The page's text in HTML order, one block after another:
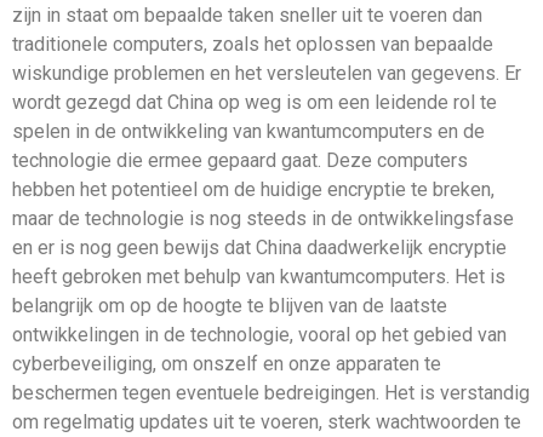
zijn in staat om bepaalde taken sneller uit te voeren dan
traditionele computers, zoals het oplossen van bepaalde
wiskundige problemen en het versleutelen van gegevens. Er
wordt gezegd dat China op weg is om een ​​leidende rol te
spelen in de ontwikkeling van kwantumcomputers en de
technologie die ermee gepaard gaat. Deze computers
hebben het potentieel om de huidige encryptie te breken,
maar de technologie is nog steeds in de ontwikkelingsfase
en er is nog geen bewijs dat China daadwerkelijk encryptie
heeft gebroken met behulp van kwantumcomputers. Het is
belangrijk om op de hoogte te blijven van de laatste
ontwikkelingen in de technologie, vooral op het gebied van
cyberbeveiliging, om onszelf en onze apparaten te
beschermen tegen eventuele bedreigingen. Het is verstandig
om regelmatig updates uit te voeren, sterk wachtwoorden te